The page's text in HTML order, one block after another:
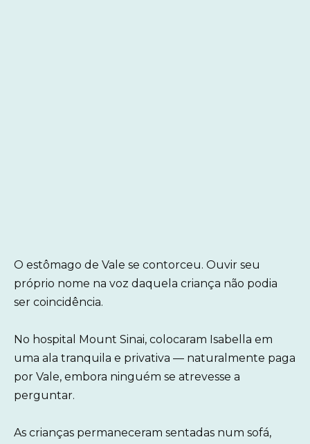
O estômago de Vale se contorceu. Ouvir seu
próprio nome na voz daquela criança não podia
ser coincidência.
No hospital Mount Sinai, colocaram Isabella em
uma ala tranquila e privativa — naturalmente paga
por Vale, embora ninguém se atrevesse a
perguntar.
As crianças permaneceram sentadas num sofá,